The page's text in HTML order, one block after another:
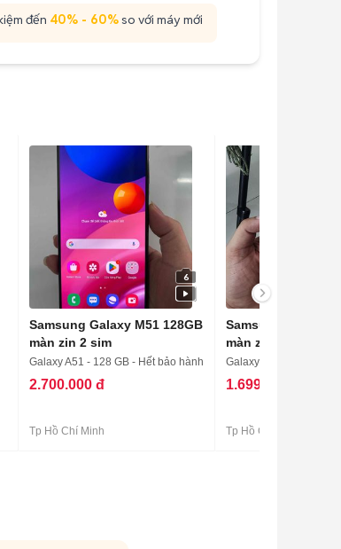
đến 40% - 60%so với máy mới
6
Samsung Galaxy M51 128GB
màn zin 2 sim
Galaxy A51 - 128 GB - Hết bảo hành
2.700.000 đ
Tp Hồ Chí Minh
Samsung Galaxy
Galaxy A51 - 128 GB
1.699.000 đ
Tp Hồ Chí Minh